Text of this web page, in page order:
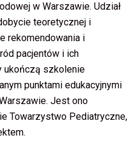
w Warszawie. Udział
teoretycznej i
rekomendowania i
pacjentów i ich
ukończą szkolenie
punktami edukacyjnymi
Jest ono
Towarzystwo Pediatryczne,